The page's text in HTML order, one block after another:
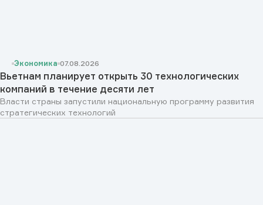
Экономика 07.08.2026
Вьетнам планирует открыть 30 технологических
компаний в течение десяти лет
Власти страны запустили национальную программу развития
стратегических технологий